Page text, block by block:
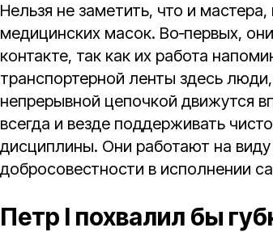
Нельзя не заметить, что и
медицинских масок. Во‑первых,
контакте, так как их работа
транспортерной ленты здесь
непрерывной цепочкой движутся
всегда и везде поддерживать
дисциплины. Они работают на
добросовестности в исполнении
Петр I похвалил бы